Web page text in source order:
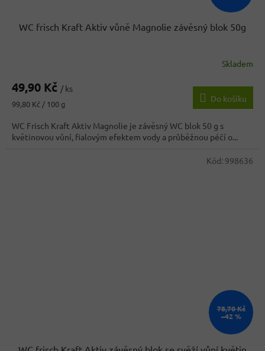
WC frisch Kraft Aktiv vůně Magnolie závěsný blok 50g
Skladem
49,90 Kč / ks
Měrná
99,80 Kč / 100 g
Do košíku
WC Frisch Kraft Aktiv Magnolie je závěsný WC blok 50 g s
květinovou vůní, fialovým efektem vody a průběžnou péčí o...
78,70 Kč
–42 %
Kód: 998636